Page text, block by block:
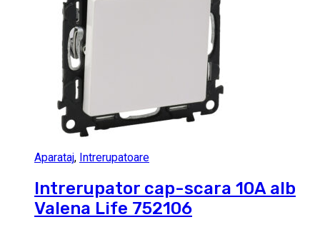
Aparataj, Intrerupatoare
Intrerupator cap-scara 10A alb
Valena Life 752106